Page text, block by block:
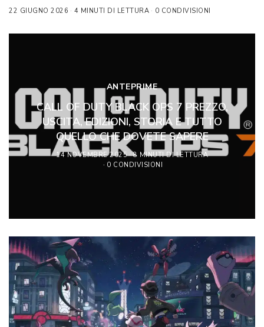
22 GIUGNO 2026 4 MINUTI DI LETTURA 0 CONDIVISIONI
ANTEPRIME
CALL OF DUTY BLACK OPS 7 PREZZO,
USCITA, EDIZIONI, STORIA E TUTTO
QUELLO CHE DOVETE SAPERE
14 NOVEMBRE 2025
8 MINUTI DI LETTURA
0 CONDIVISIONI